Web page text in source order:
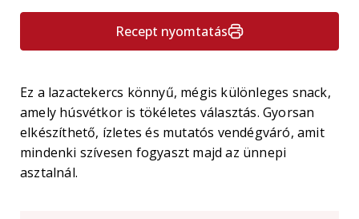
Recept nyomtatás
Ez a lazactekercs könnyű, mégis különleges snack,
amely húsvétkor is tökéletes választás. Gyorsan
elkészíthető, ízletes és mutatós vendégváró, amit
mindenki szívesen fogyaszt majd az ünnepi
asztalnál.